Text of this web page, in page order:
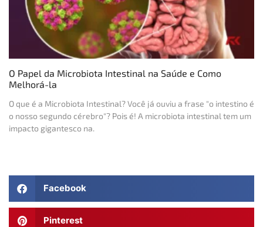
O Papel da Microbiota Intestinal na Saúde e Como
Melhorá-la
O que é a Microbiota Intestinal? Você já ouviu a frase "o intestino é
o nosso segundo cérebro"? Pois é! A microbiota intestinal tem um
impacto gigantesco na.
Facebook
Pinterest